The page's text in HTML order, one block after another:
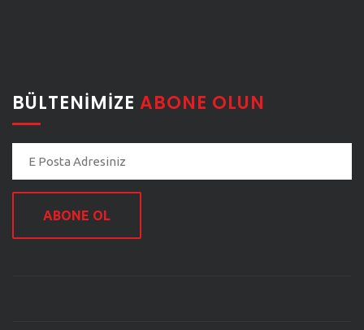
BÜLTENIMIZE ABONE OLUN
ABONE OL